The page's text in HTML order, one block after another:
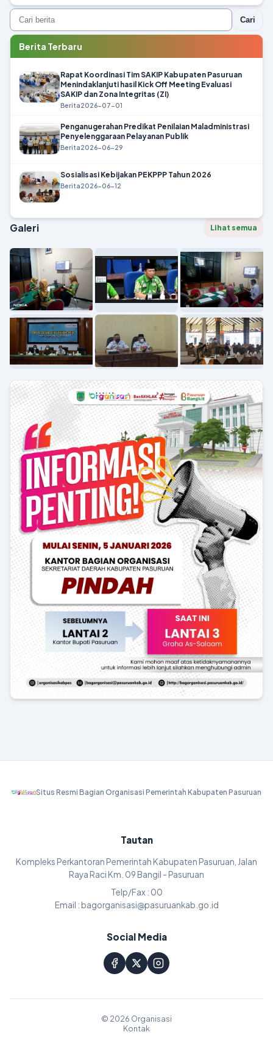
Cari
Berita Terbaru
Rapat Koordinasi Tim SAKIP Kabupaten Pasuruan
Menindaklanjuti hasil Kick Off Meeting Evaluasi
SAKIP dan Zona Integritas (ZI)
Berita2026-07-01
Penganugerahan Predikat Penilaian Maladministrasi
Penyelenggaraan Pelayanan Publik
Berita2026-06-29
Sosialisasi Kebijakan PEKPPP Tahun 2026
Berita2026-06-12
Galeri Lihat semua
Situs Resmi Bagian Organisasi Pemerintah Kabupaten Pasuruan
Tautan
Kompleks Perkantoran Pemerintah Kabupaten Pasuruan, Jalan
Raya Raci Km. 09 Bangil - Pasuruan
Telp/Fax : 00
Email : bagorganisasi@pasuruankab.go.id
Social Media
© 2026 Organisasi
Kontak